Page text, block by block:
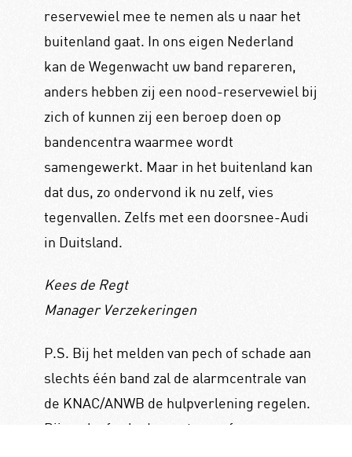
reservewiel mee te nemen als u naar het
buitenland gaat. In ons eigen Nederland
kan de Wegenwacht uw band repareren,
anders hebben zij een nood-reservewiel bij
zich of kunnen zij een beroep doen op
bandencentra waarmee wordt
samengewerkt. Maar in het buitenland kan
dat dus, zo ondervond ik nu zelf, vies
tegenvallen. Zelfs met een doorsnee-Audi
in Duitsland.
Kees de Regt
Manager Verzekeringen
P.S. Bij het melden van pech of schade aan
slechts één band zal de alarmcentrale van
de KNAC/ANWB de hulpverlening regelen.
Bij pech of schade aan twee of meer